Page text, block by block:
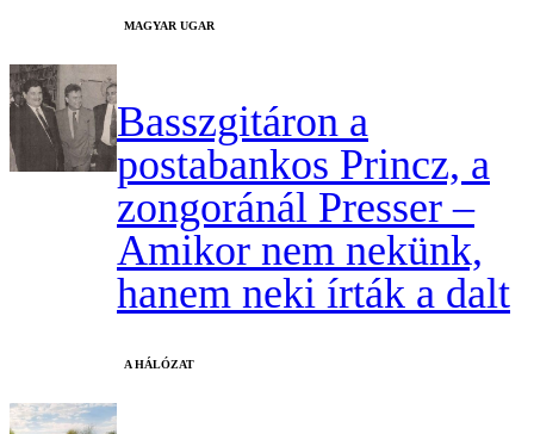
MAGYAR UGAR
Basszgitáron a
postabankos Princz, a
zongoránál Presser –
Amikor nem nekünk,
hanem neki írták a dalt
A HÁLÓZAT